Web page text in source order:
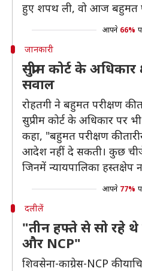
हुए शपथ ली, वो आज बहुमत
आपने 66%
जानकारी
सुप्रीम कोर्ट के अधिकार
सवाल
रोहतगी ने बहुमत परीक्षण
सुप्रीम कोर्ट के अधिकार पर
कहा, "बहुमत परीक्षण की
आदेश नहीं दे सकती। कुछ चीजें
जिनमें न्यायपालिका हस्तक्षेप
आपने 77%
दलीलें
"तीन हफ्ते से सो रहे थे
और NCP"
शिवसेना-काग्रेस-NCP की